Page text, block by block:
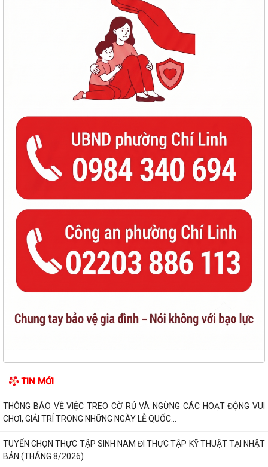
TIN MỚI
THÔNG BÁO VỀ VIỆC TREO CỜ RỦ VÀ NGỪNG CÁC HOẠT ĐỘNG VUI
CHƠI, GIẢI TRÍ TRONG NHỮNG NGÀY LỄ QUỐC...
TUYỂN CHỌN THỰC TẬP SINH NAM ĐI THỰC TẬP KỸ THUẬT TẠI NHẬT
BẢN (THÁNG 8/2026)